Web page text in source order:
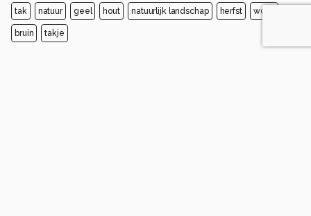
tak natuur geel hout natuurlijk landschap herfst woud
bruin takje